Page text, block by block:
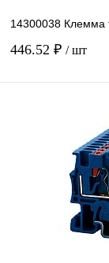
14300038 Клемма
446.52 ₽ / шт
Купить в 1 клик
В избранное